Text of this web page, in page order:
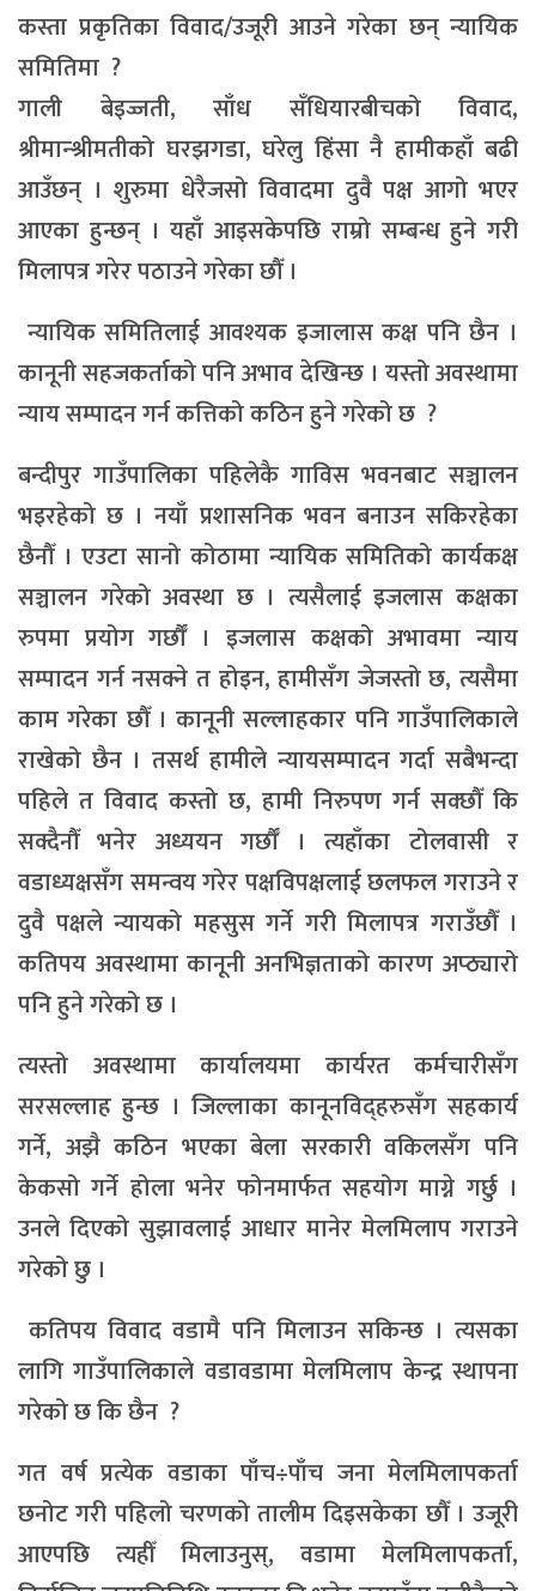
कस्ता प्रकृतिका विवाद/उजूरी आउने गरेका छन् न्यायिक
समितिमा ?
गाली बेइज्जती, साँध सँधियारबीचको विवाद,
श्रीमान्श्रीमतीको घरझगडा, घरेलु हिंसा नै हामीकहाँ बढी
आउँछन् । शुरुमा धेरैजसो विवादमा दुवै पक्ष आगो भएर
आएका हुन्छन् । यहाँ आइसकेपछि राम्रो सम्बन्ध हुने गरी
मिलापत्र गरेर पठाउने गरेका छौँ ।
न्यायिक समितिलाई आवश्यक इजालास कक्ष पनि छैन ।
कानूनी सहजकर्ताको पनि अभाव देखिन्छ । यस्तो अवस्थामा
न्याय सम्पादन गर्न कत्तिको कठिन हुने गरेको छ ?
बन्दीपुर गाउँपालिका पहिलेकै गाविस भवनबाट सञ्चालन
भइरहेको छ । नयाँ प्रशासनिक भवन बनाउन सकिरहेका
छैनौँ । एउटा सानो कोठामा न्यायिक समितिको कार्यकक्ष
सञ्चालन गरेको अवस्था छ । त्यसैलाई इजलास कक्षका
रुपमा प्रयोग गर्छौँ । इजलास कक्षको अभावमा न्याय
सम्पादन गर्न नसक्ने त होइन, हामीसँग जेजस्तो छ, त्यसैमा
काम गरेका छौँ । कानूनी सल्लाहकार पनि गाउँपालिकाले
राखेको छैन । तसर्थ हामीले न्यायसम्पादन गर्दा सबैभन्दा
पहिले त विवाद कस्तो छ, हामी निरुपण गर्न सक्छौँ कि
सक्दैनौँ भनेर अध्ययन गर्छौँ । त्यहाँका टोलवासी र
वडाध्यक्षसँग समन्वय गरेर पक्षविपक्षलाई छलफल गराउने र
दुवै पक्षले न्यायको महसुस गर्ने गरी मिलापत्र गराउँछौँ ।
कतिपय अवस्थामा कानूनी अनभिज्ञताको कारण अप्ठ्यारो
पनि हुने गरेको छ ।
त्यस्तो अवस्थामा कार्यालयमा कार्यरत कर्मचारीसँग
सरसल्लाह हुन्छ । जिल्लाका कानूनविद्हरुसँग सहकार्य
गर्ने, अझै कठिन भएका बेला सरकारी वकिलसँग पनि
केकसो गर्ने होला भनेर फोनमार्फत सहयोग माग्ने गर्छु ।
उनले दिएको सुझावलाई आधार मानेर मेलमिलाप गराउने
गरेको छु ।
कतिपय विवाद वडामै पनि मिलाउन सकिन्छ । त्यसका
लागि गाउँपालिकाले वडावडामा मेलमिलाप केन्द्र स्थापना
गरेको छ कि छैन ?
गत वर्ष प्रत्येक वडाका पाँच÷पाँच जना मेलमिलापकर्ता
छनोट गरी पहिलो चरणको तालीम दिइसकेका छौँ । उजूरी
आएपछि त्यहीँ मिलाउनुस्, वडामा मेलमिलापकर्ता,